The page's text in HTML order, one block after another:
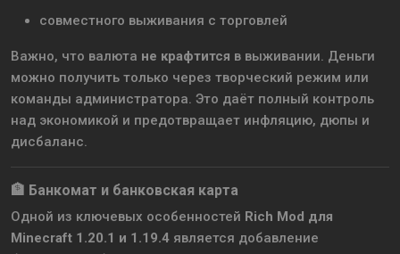
совместного выживания с торговлей
Важно, что валюта не крафтится в выживании. Деньги
можно получить только через творческий режим или
команды администратора. Это даёт полный контроль
над экономикой и предотвращает инфляцию, дюпы и
дисбаланс.
🏦 Банкомат и банковская карта
Одной из ключевых особенностей Rich Mod для
Minecraft 1.20.1 и 1.19.4 является добавление